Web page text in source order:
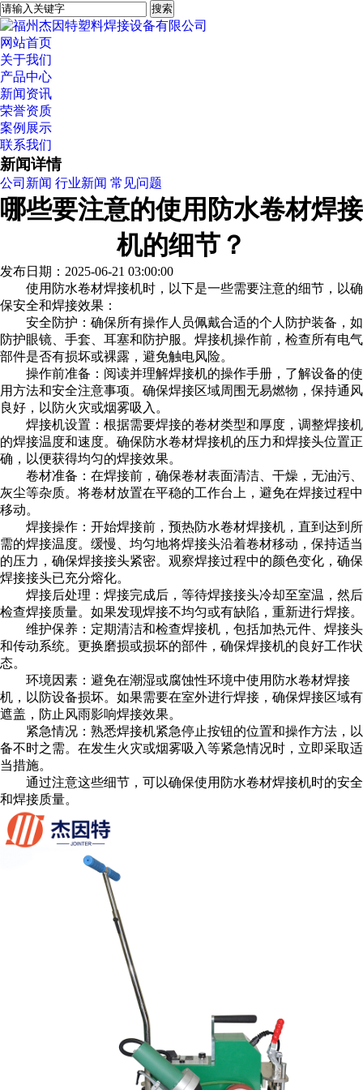
网站首页
关于我们
产品中心
新闻资讯
荣誉资质
案例展示
联系我们
新闻详情
公司新闻 行业新闻 常见问题
哪些要注意的使用防水卷材焊接
机的细节？
发布日期：2025-06-21 03:00:00
使用防水卷材焊接机时，以下是一些需要注意的细节，以确
保安全和焊接效果：
安全防护：确保所有操作人员佩戴合适的个人防护装备，如
防护眼镜、手套、耳塞和防护服。焊接机操作前，检查所有电气
部件是否有损坏或裸露，避免触电风险。
操作前准备：阅读并理解焊接机的操作手册，了解设备的使
用方法和安全注意事项。确保焊接区域周围无易燃物，保持通风
良好，以防火灾或烟雾吸入。
焊接机设置：根据需要焊接的卷材类型和厚度，调整焊接机
的焊接温度和速度。确保防水卷材焊接机的压力和焊接头位置正
确，以便获得均匀的焊接效果。
卷材准备：在焊接前，确保卷材表面清洁、干燥，无油污、
灰尘等杂质。将卷材放置在平稳的工作台上，避免在焊接过程中
移动。
焊接操作：开始焊接前，预热防水卷材焊接机，直到达到所
需的焊接温度。缓慢、均匀地将焊接头沿着卷材移动，保持适当
的压力，确保焊接接头紧密。观察焊接过程中的颜色变化，确保
焊接接头已充分熔化。
焊接后处理：焊接完成后，等待焊接接头冷却至室温，然后
检查焊接质量。如果发现焊接不均匀或有缺陷，重新进行焊接。
维护保养：定期清洁和检查焊接机，包括加热元件、焊接头
和传动系统。更换磨损或损坏的部件，确保焊接机的良好工作状
态。
环境因素：避免在潮湿或腐蚀性环境中使用防水卷材焊接
机，以防设备损坏。如果需要在室外进行焊接，确保焊接区域有
遮盖，防止风雨影响焊接效果。
紧急情况：熟悉焊接机紧急停止按钮的位置和操作方法，以
备不时之需。在发生火灾或烟雾吸入等紧急情况时，立即采取适
当措施。
通过注意这些细节，可以确保使用防水卷材焊接机时的安全
和焊接质量。